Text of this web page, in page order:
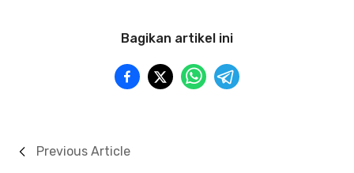
Bagikan artikel ini
Previous Article